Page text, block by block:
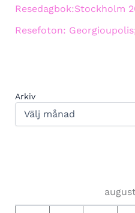
Resedagbok:Stockholm
Resefoton:
Arkiv